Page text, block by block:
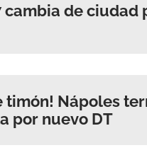
cambia de
timón! Nápoles
por nuevo DT